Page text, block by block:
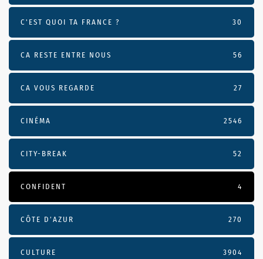
C'EST QUOI TA FRANCE ? 30
CA RESTE ENTRE NOUS 56
CA VOUS REGARDE 27
CINÉMA 2546
CITY-BREAK 52
CONFIDENT 4
CÔTE D’AZUR 270
CULTURE 3904